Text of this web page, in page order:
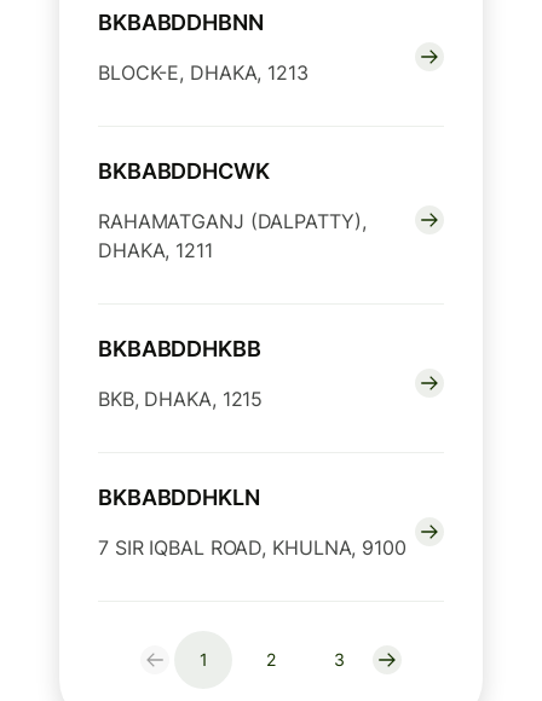
BKBABDDHBNN
BLOCK-E, DHAKA, 1213
BKBABDDHCWK
RAHAMATGANJ (DALPATTY),
DHAKA, 1211
BKBABDDHKBB
BKB, DHAKA, 1215
BKBABDDHKLN
7 SIR IQBAL ROAD, KHULNA, 9100
1 2 3